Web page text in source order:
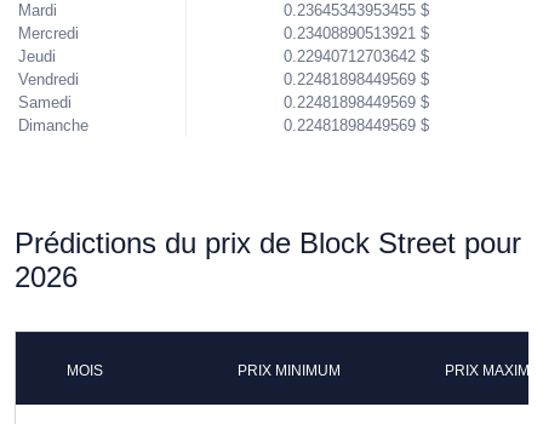
Mardi
Mercredi
Jeudi
Vendredi
Samedi
Dimanche
0.23645343953455 $
0.23408890513921 $
0.22940712703642 $
0.22481898449569 $
0.22481898449569 $
0.22481898449569 $
Prédictions du prix de Block Street pour
2026
MOIS PRIX MINIMUM PRIX